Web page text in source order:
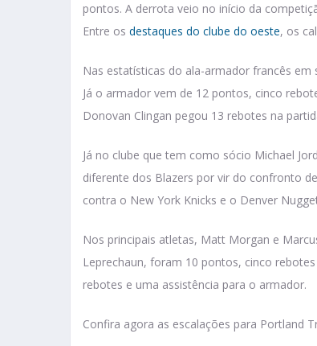
pontos. A derrota veio no início da
Entre os destaques do clube do oeste, os
Nas estatísticas do ala-armador francês
Já o armador vem de 12 pontos, cinco
Donovan Clingan pegou 13 rebotes na
Já no clube que tem como sócio Michael
diferente dos Blazers por vir do confronto
contra o New York Knicks e o Denver
Nos principais atletas, Matt Morgan e
Leprechaun, foram 10 pontos, cinco
rebotes e uma assistência para o armador.
Confira agora as escalações para Portland